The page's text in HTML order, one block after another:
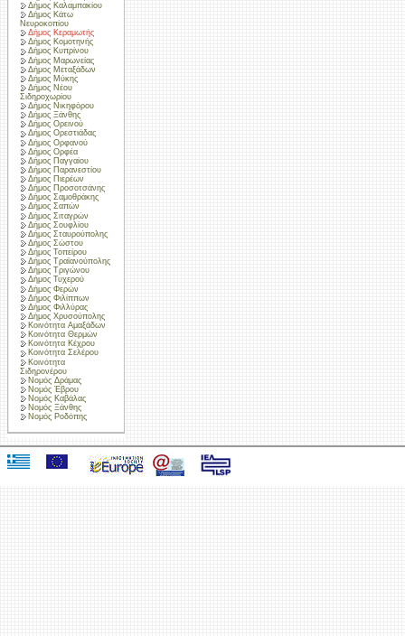
Δήμος Καλαμπακίου
Δήμος Κάτω
Νευροκοπίου
Δήμος Κεραμωτής
Δήμος Κομοτηνής
Δήμος Κυπρίνου
Δήμος Μαρωνείας
Δήμος Μεταξάδων
Δήμος Μύκης
Δήμος Νέου
Σιδηροχωρίου
Δήμος Νικηφόρου
Δήμος Ξάνθης
Δήμος Ορεινού
Δήμος Ορεστιάδας
Δήμος Ορφανού
Δήμος Ορφέα
Δήμος Παγγαίου
Δήμος Παρανεστίου
Δήμος Πιερέων
Δήμος Προσοτσάνης
Δήμος Σαμοθράκης
Δήμος Σαπών
Δήμος Σιταγρών
Δήμος Σουφλίου
Δήμος Σταυρούπολης
Δήμος Σώστου
Δήμος Τοπείρου
Δήμος Τραϊανούπολης
Δήμος Τριγώνου
Δήμος Τυχερού
Δήμος Φερών
Δήμος Φιλίππων
Δήμος Φιλλύρας
Δήμος Χρυσούπολης
Κοινότητα Αμαξάδων
Κοινότητα Θερμών
Κοινότητα Κέχρου
Κοινότητα Σελέρου
Κοινότητα
Σιδηρονέρου
Νομός Δράμας
Νομός Έβρου
Νομός Καβάλας
Νομός Ξάνθης
Νομός Ροδόπης